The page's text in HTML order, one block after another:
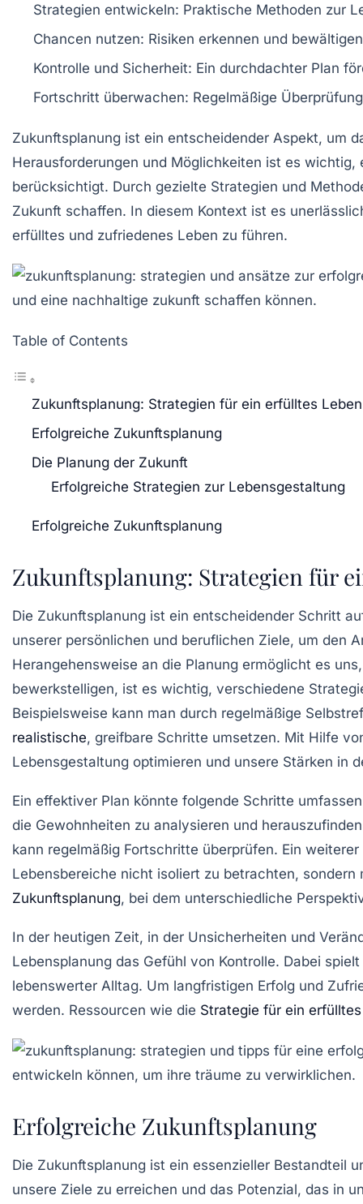
Strategien entwickeln: Praktische Methoden zur
Chancen nutzen: Risiken erkennen und
Kontrolle und Sicherheit: Ein durchdachter Plan
Fortschritt überwachen: Regelmäßige
Zukunftsplanung ist ein entscheidender Aspekt, um
Herausforderungen und Möglichkeiten ist es wichtig,
berücksichtigt. Durch gezielte Strategien und
Zukunft schaffen. In diesem Kontext ist es
erfülltes und zufriedenes Leben zu führen.
Table of Contents
Zukunftsplanung: Strategien für ein erfülltes Leben
Erfolgreiche Zukunftsplanung
Die Planung der Zukunft
Erfolgreiche Strategien zur Lebensgestaltung
Erfolgreiche Zukunftsplanung
Zukunftsplanung: Strategien für
Die Zukunftsplanung ist ein entscheidender Schritt
unserer persönlichen und beruflichen Ziele, um den
Herangehensweise an die Planung ermöglicht es
bewerkstelligen, ist es wichtig, verschiedene
Beispielsweise kann man durch regelmäßige
realistische, greifbare Schritte umsetzen. Mit Hilfe
Lebensgestaltung optimieren und unsere Stärken in
Ein effektiver Plan könnte folgende Schritte
die Gewohnheiten zu analysieren und
kann regelmäßig Fortschritte überprüfen. Ein
Lebensbereiche nicht isoliert zu betrachten,
Zukunftsplanung, bei dem unterschiedliche
In der heutigen Zeit, in der Unsicherheiten und
Lebensplanung das Gefühl von Kontrolle. Dabei
lebenswerter Alltag. Um langfristigen Erfolg und
werden. Ressourcen wie die Strategie für ein
Erfolgreiche Zukunftsplanung
Die Zukunftsplanung ist ein essenzieller Bestandteil
unsere Ziele zu erreichen und das Potenzial, das in